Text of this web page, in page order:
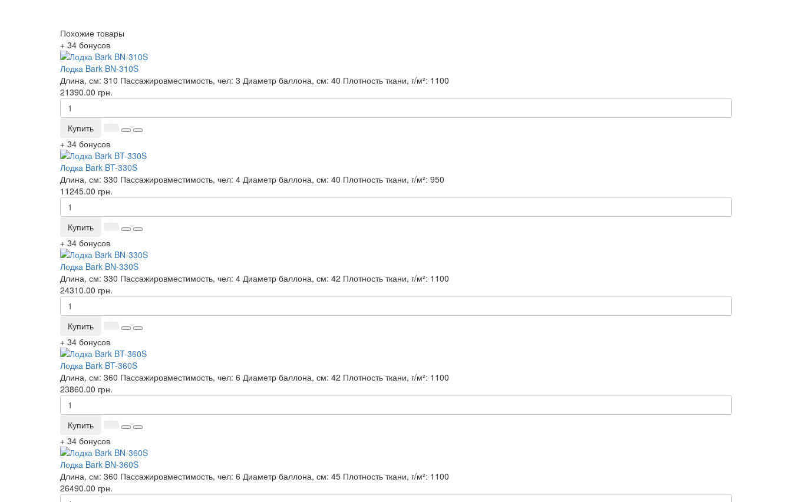
Похожие товары
+ 34 бонусов
Лодка Bark BN-310S
Длина, см: 310 Пассажировместимость, чел: 3 Диаметр баллона, см: 40 Плотность ткани, г/м²: 1100
21390.00 грн.
Купить
+ 34 бонусов
Лодка Bark BT-330S
Длина, см: 330 Пассажировместимость, чел: 4 Диаметр баллона, см: 40 Плотность ткани, г/м²: 950
11245.00 грн.
Купить
+ 34 бонусов
Лодка Bark BN-330S
Длина, см: 330 Пассажировместимость, чел: 4 Диаметр баллона, см: 42 Плотность ткани, г/м²: 1100
24310.00 грн.
Купить
+ 34 бонусов
Лодка Bark BT-360S
Длина, см: 360 Пассажировместимость, чел: 6 Диаметр баллона, см: 42 Плотность ткани, г/м²: 1100
23860.00 грн.
Купить
+ 34 бонусов
Лодка Bark BN-360S
Длина, см: 360 Пассажировместимость, чел: 6 Диаметр баллона, см: 45 Плотность ткани, г/м²: 1100
26490.00 грн.